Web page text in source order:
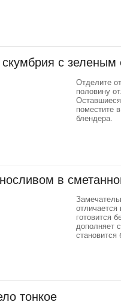
с зеленым
Отделите
половину
поместите
блендера.
в
готовится
дополняет
становится
тонкое